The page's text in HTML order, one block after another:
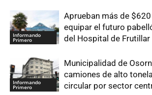
Informando
Primero
Aprueban más de
equipar el futuro
del Hospital de Frutillar
Informando
Primero
Municipalidad de
camiones de alto
circular por sector